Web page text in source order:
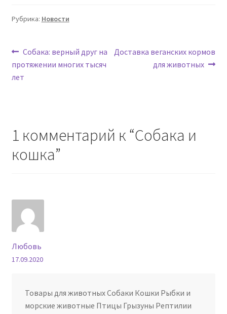
Рубрика: Новости
Навигация
по
Предыдущая
запись:
Собака: верный друг на
протяжении многих тысяч
лет
Следующая
Доставка веганских кормов
для животных
1 комментарий к “Собака и
кошка”
Любовь
17.09.2020
Товары для животных Собаки Кошки Рыбки и
морские животные Птицы Грызуны Рептилии